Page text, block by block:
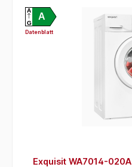
A
A
G
Datenblatt
Exquisit WA7014-020A